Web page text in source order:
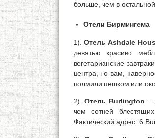
больше, чем в остальной
Отели Бирмингема
1).Отель Ashdale
девятью красиво
вегетарианские
центра, но вам,
полмили пешком или
2). Отель Burlington –
чем сотней
Фактический адрес: 6